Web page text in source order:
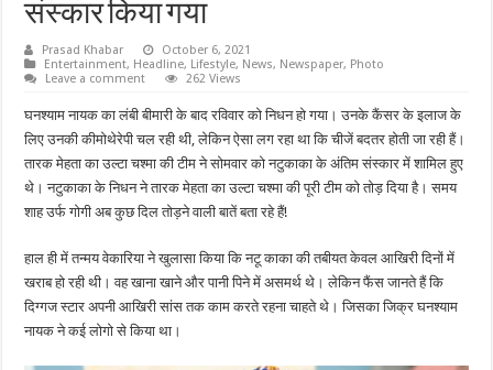
संस्कार किया गया
Prasad Khabar
October 6, 2021
Entertainment, Headline, Lifestyle, News, Newspaper, Photo
Leave a comment
262 Views
घनश्याम नायक का लंबी बीमारी के बाद रविवार को निधन हो गया। उनके कैंसर के इलाज के
लिए उनकी कीमोथेरेपी चल रही थी, लेकिन ऐसा लग रहा था कि चीजें बदतर होती जा रही हैं।
तारक मेहता का उल्टा चश्मा की टीम ने सोमवार को नटुकाका के अंतिम संस्कार में शामिल हुए
थे। नटुकाका के निधन ने तारक मेहता का उल्टा चश्मा की पूरी टीम को तोड़ दिया है। समय
शाह उर्फ गोगी अब कुछ दिल तोड़ने वाली बातें बता रहे हैं!
हाल ही में तन्मय वेकारिया ने खुलासा किया कि नटू काका की तबीयत केवल आखिरी दिनों में
खराब हो रही थी। वह खाना खाने और पानी पिने में असमर्थ थे। लेकिन फैंस जानते हैं कि
दिग्गज स्टार अपनी आखिरी सांस तक काम करते रहना चाहते थे। जिसका जिक्र घनश्याम
नायक ने कई लोगो से किया था।